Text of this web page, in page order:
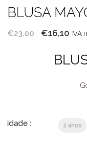
BLUSA
€23,00
O
original
€16,10 O
IVA
idade : 2 anos